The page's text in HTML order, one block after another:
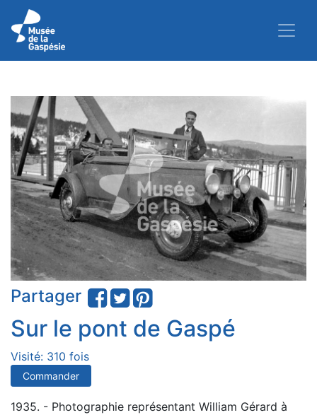
Partager
Sur le pont de Gaspé
Visité: 310 fois
Commander
1935. - Photographie représentant William Gérard à